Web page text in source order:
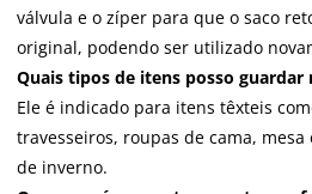
válvula e o zíper para que o saco
original, podendo ser utilizado
Quais tipos de itens posso guardar
Ele é indicado para itens têxteis
travesseiros, roupas de cama,
de inverno.